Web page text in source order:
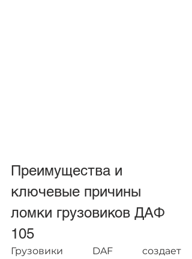
Преимущества и
ключевые причины
ломки грузовиков ДАФ
105
Грузовики DAF создает